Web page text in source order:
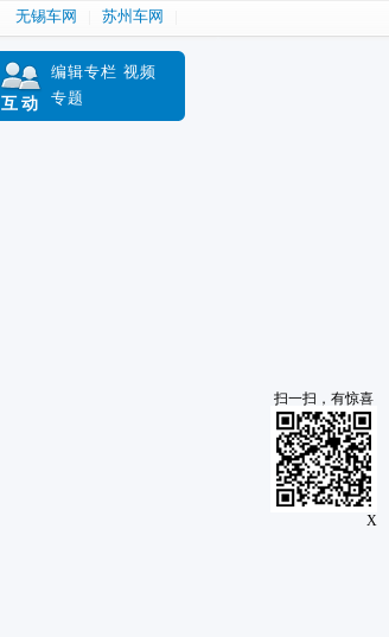
无锡车网 苏州车网
互动
编辑专栏 视频
专题
扫一扫，有惊喜
X